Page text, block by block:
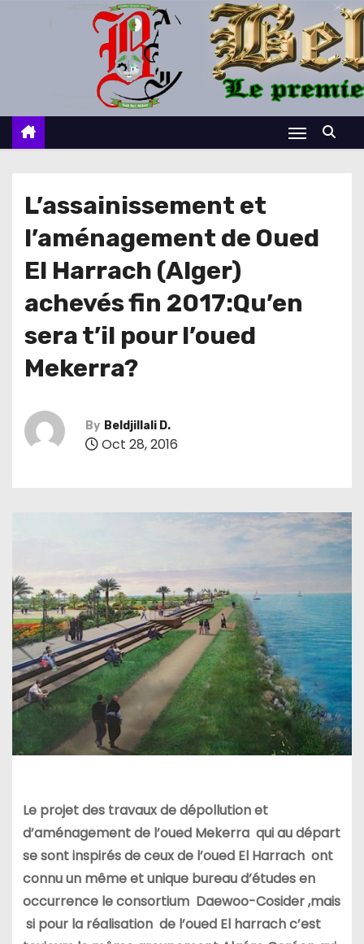
c
L’assainissement et
l’aménagement de Oued
El Harrach (Alger)
achevés fin 2017:Qu’en
sera t’il pour l’oued
Mekerra?
By Beldjillali D.
Oct 28, 2016
Le projet des travaux de dépollution et
d’aménagement de l’oued Mekerra qui au départ
se sont inspirés de ceux de l’oued El Harrach ont
connu un même et unique bureau d’études en
occurrence le consortium Daewoo-Cosider ,mais
si pour la réalisation de l’oued El harrach c’est